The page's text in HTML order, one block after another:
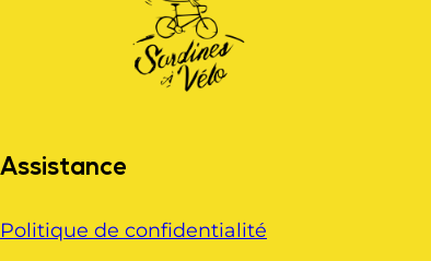
Assistance
Politique de confidentialité